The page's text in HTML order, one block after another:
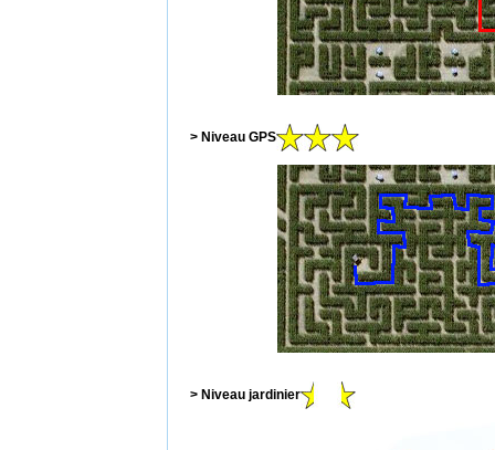
> Niveau GPS
> Niveau jardinier